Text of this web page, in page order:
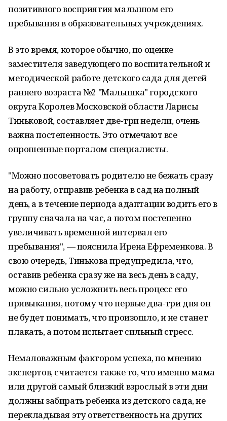
позитивного восприятия малышом его
пребывания в образовательных учреждениях.
В это время, которое обычно, по оценке
заместителя заведующего по воспитательной и
методической работе детского сада для детей
раннего возраста №2 "Малышка" городского
округа Королев Московской области Ларисы
Тиньковой, составляет две-три недели, очень
важна постепенность. Это отмечают все
опрошенные порталом специалисты.
"Можно посоветовать родителю не бежать сразу
на работу, отправив ребенка в сад на полный
день, а в течение периода адаптации водить его в
группу сначала на час, а потом постепенно
увеличивать временной интервал его
пребывания", — пояснила Ирена Ефременкова. В
свою очередь, Тинькова предупредила, что,
оставив ребенка сразу же на весь день в саду,
можно сильно усложнить весь процесс его
привыкания, потому что первые два-три дня он
не будет понимать, что произошло, и не станет
плакать, а потом испытает сильный стресс.
Немаловажным фактором успеха, по мнению
экспертов, считается также то, что именно мама
или другой самый близкий взрослый в эти дни
должны забирать ребенка из детского сада, не
перекладывая эту ответственность на других